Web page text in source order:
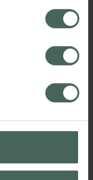
återkallelsen.
oss från Skåne i
och på
uppdrag att
att prata